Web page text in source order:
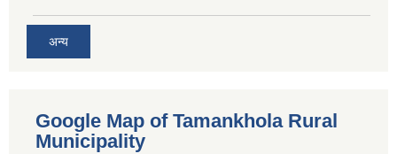
अन्य
Google Map of Tamankhola Rural
Municipality